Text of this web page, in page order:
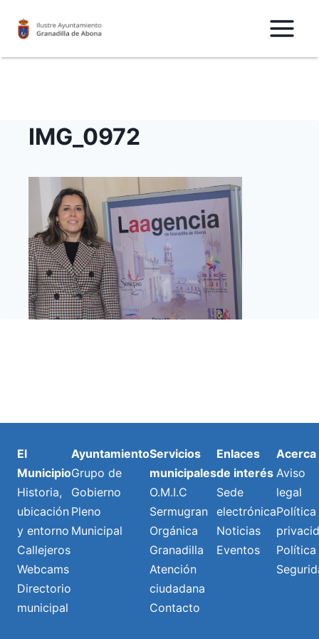
IMG_0972
El
Municipio
Historia,
ubicación
y entorno
Callejeros
Webcams
Directorio
municipal
Ayuntamiento
Grupo de
Gobierno
Pleno
Municipal
Servicios
municipales
O.M.I.C
Sermugran
Orgánica
Granadilla
Atención
ciudadana
Contacto
Enlaces
de interés
Sede
electrónica
Noticias
Eventos
Acerca
Aviso
legal
Política
Política